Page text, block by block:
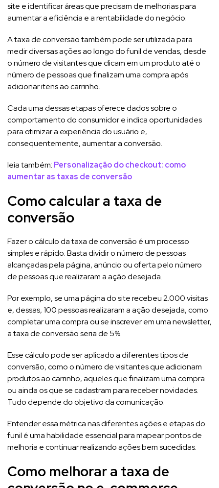
site e identificar áreas que precisam de melhorias para
aumentar a eficiência e a rentabilidade do negócio.
A taxa de conversão também pode ser utilizada para
medir diversas ações ao longo do funil de vendas, desde
o número de visitantes que clicam em um produto até o
número de pessoas que finalizam uma compra após
adicionar itens ao carrinho.
Cada uma dessas etapas oferece dados sobre o
comportamento do consumidor e indica oportunidades
para otimizar a experiência do usuário e,
consequentemente, aumentar a conversão.
leia também: Personalização do checkout: como
aumentar as taxas de conversão
Como calcular a taxa de
conversão
Fazer o cálculo da taxa de conversão é um processo
simples e rápido. Basta dividir o número de pessoas
alcançadas pela página, anúncio ou oferta pelo número
de pessoas que realizaram a ação desejada.
Por exemplo, se uma página do site recebeu 2.000 visitas
e, dessas, 100 pessoas realizaram a ação desejada, como
completar uma compra ou se inscrever em uma newsletter,
a taxa de conversão seria de 5%.
Esse cálculo pode ser aplicado a diferentes tipos de
conversão, como o número de visitantes que adicionam
produtos ao carrinho, aqueles que finalizam uma compra
ou ainda os que se cadastram para receber novidades.
Tudo depende do objetivo da comunicação.
Entender essa métrica nas diferentes ações e etapas do
funil é uma habilidade essencial para mapear pontos de
melhoria e continuar realizando ações bem sucedidas.
Como melhorar a taxa de